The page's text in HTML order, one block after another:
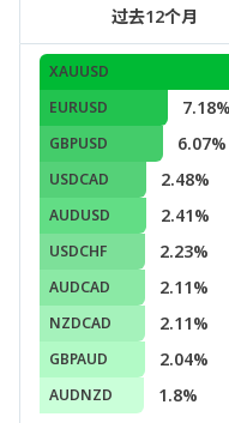
过去12个月
XAUUSD
EURUSD 7.18%
GBPUSD 6.07%
USDCAD 2.48%
AUDUSD 2.41%
USDCHF 2.23%
AUDCAD 2.11%
NZDCAD 2.11%
GBPAUD 2.04%
AUDNZD 1.8%